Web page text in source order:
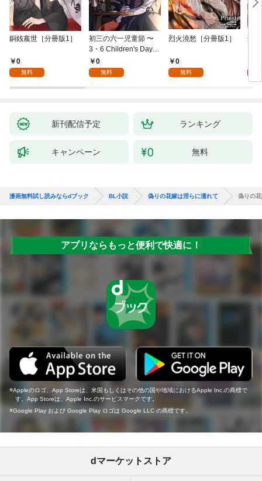
銅銭龕世［分冊版1］
0
無料
初三の六一児童節 〜
3・6 Children's Day fo
r You〜［分冊版1］
0
無料
烈火澆愁［分冊版1］
0
無料
刑
新刊配信予定 ランキング
キャンペーン 無料
漫画無料試し読みならdブック BL小説 偽りの花嫁は淫らに濡れて 偽りの
アプリならもっと便利で快適に！
Appleのロゴ、App Storeは、米国もしくはその他の国や地域におけるApple Inc.の商標で
す。App Storeは、Apple Inc.のサービスマークです。
Google Play および Google Play ロゴは Google LLC の商標です。
dマーケットストア